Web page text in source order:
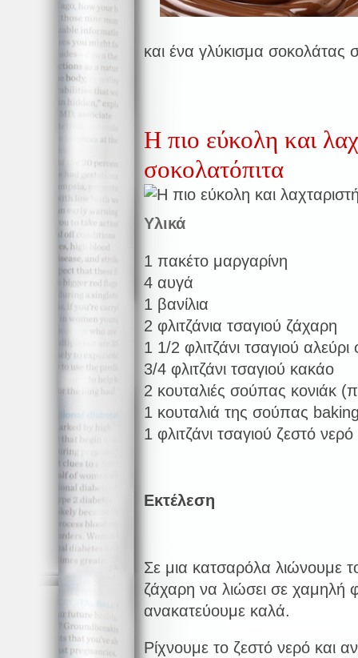
και ένα γλύκισμα
Η πιο εύκολη και
σοκολατόπιτα
Υλικά
1 πακέτο μαργαρίνη
4 αυγά
1 βανίλια
2 φλιτζάνια τσαγιού ζάχαρη
1 1/2 φλιτζάνι τσαγιού
3/4 φλιτζάνι τσαγιού κακάο
2 κουταλιές σούπας κονιάκ
1 κουταλιά της σούπας
1 φλιτζάνι τσαγιού ζεστό νερό
Εκτέλεση
Σε μια κατσαρόλα λιώνουμε
ζάχαρη να λιώσει σε χαμηλή
ανακατεύουμε καλά.
Ρίχνουμε το ζεστό νερό και